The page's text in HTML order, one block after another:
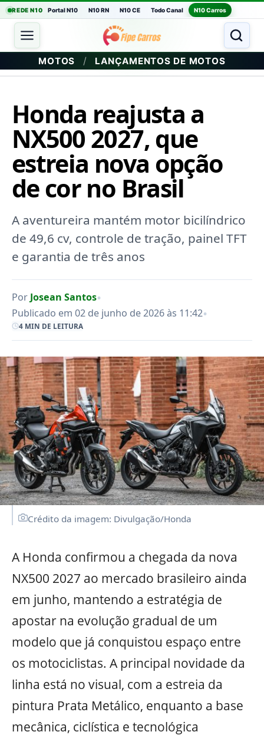
REDE N10 Portal N10 N10 RN N10 CE Todo Canal N10 Carros
MOTOS / LANÇAMENTOS DE MOTOS
Honda reajusta a
NX500 2027, que
estreia nova opção
de cor no Brasil
A aventureira mantém motor bicilíndrico
de 49,6 cv, controle de tração, painel TFT
e garantia de três anos
Por Josean Santos•
Publicado em 02 de junho de 2026 às 11:42•
4 MIN DE LEITURA
Crédito da imagem: Divulgação/Honda
A Honda confirmou a chegada da nova
NX500 2027 ao mercado brasileiro ainda
em junho, mantendo a estratégia de
apostar na evolução gradual de um
modelo que já conquistou espaço entre
os motociclistas. A principal novidade da
linha está no visual, com a estreia da
pintura Prata Metálico, enquanto a base
mecânica, ciclística e tecnológica